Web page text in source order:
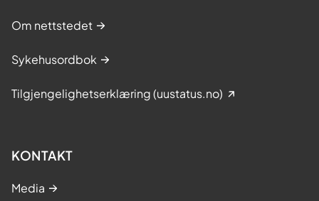
Om nettstedet
Sykehusordbok
Tilgjengelighetserklæring (uustatus.no)
KONTAKT
Media